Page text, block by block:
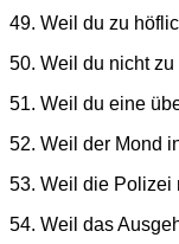
49. Weil du zu
50. Weil du nicht
51. Weil du eine
52. Weil der Mond
53. Weil die Polizei
54. Weil das